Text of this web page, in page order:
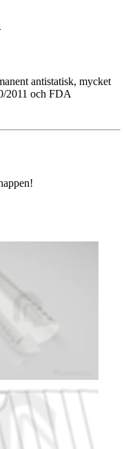
antistatisk, mycket
2011 och FDA